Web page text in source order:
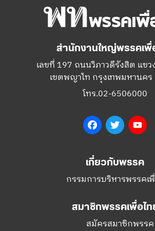
สำนักงานใหญ่พรรคเพื่
เลขที่ 197 ถนนวิภาวดีรังสิต แขว
เขตพญาไท กรุงเทพมหานค
โทร.02-6506000
FacebookTwitter
เกี่ยวกับพรรค
กรรมการบริหารพรรคเ
สมาชิกพรรคเพื่อไท
สมัครสมาชิกพรรค